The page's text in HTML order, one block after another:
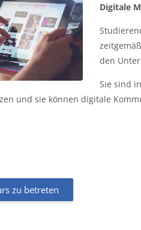
Digitale
den
Sie sind
und sie können digitale
zu betreten